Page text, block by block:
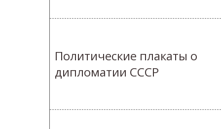
Политические плакаты о
дипломатии СССР